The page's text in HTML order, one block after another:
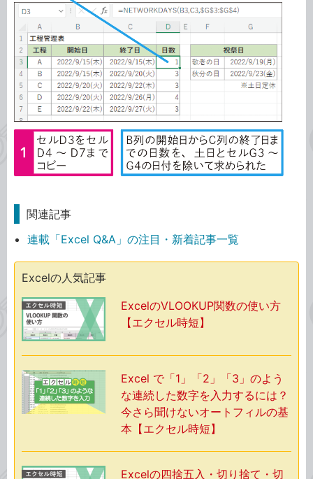
関連記事
連載「Excel Q&A」の注目・新着記事一覧
Excelの人気記事
ExcelのVLOOKUP関数の使い方
【エクセル時短】
Excel で「1」「2」「3」のよう
な連続した数字を入力するには？
今さら聞けないオートフィルの基
本【エクセル時短】
Excelの四捨五入・切り捨て・切